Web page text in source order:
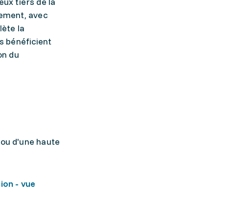
avec
la
bénéficient
du
d'une haute
- vue